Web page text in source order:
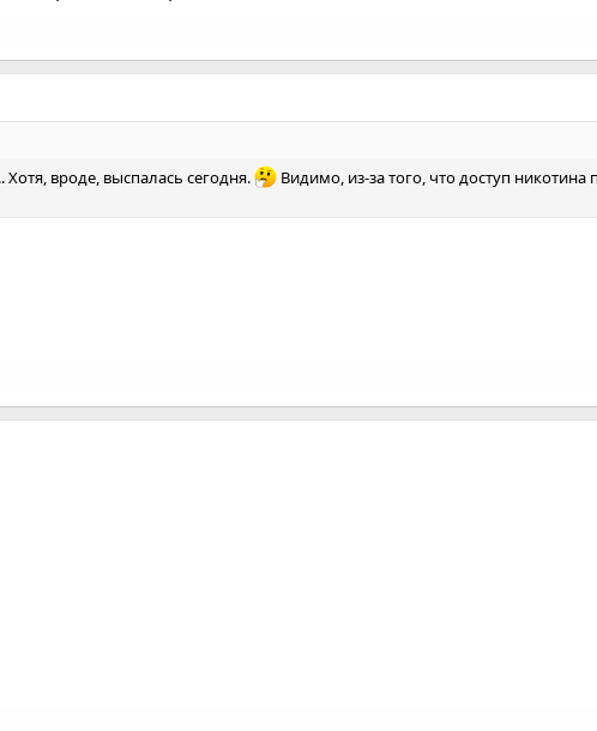
вроде, выспалась сегодня.
Видимо, из-за того, что доступ